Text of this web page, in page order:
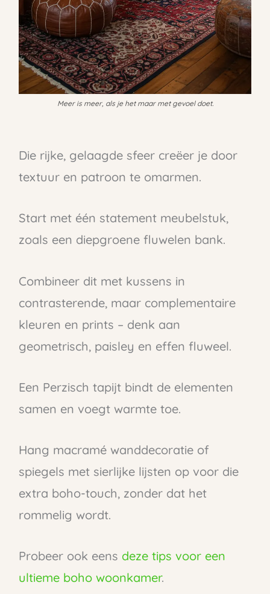
Meer is meer, als je het maar met gevoel doet.
Die rijke, gelaagde sfeer creëer je door
textuur en patroon te omarmen.
Start met één statement meubelstuk,
zoals een diepgroene fluwelen bank.
Combineer dit met kussens in
contrasterende, maar complementaire
kleuren en prints – denk aan
geometrisch, paisley en effen fluweel.
Een Perzisch tapijt bindt de elementen
samen en voegt warmte toe.
Hang macramé wanddecoratie of
spiegels met sierlijke lijsten op voor die
extra boho-touch, zonder dat het
rommelig wordt.
Probeer ook eens deze tips voor een
ultieme boho woonkamer.